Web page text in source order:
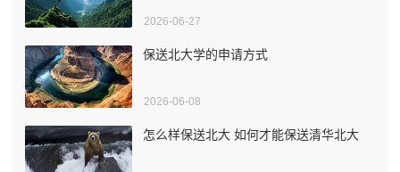
2026-06-27
保送北大学的申请方式
2026-06-08
怎么样保送北大 如何才能保送清华北大